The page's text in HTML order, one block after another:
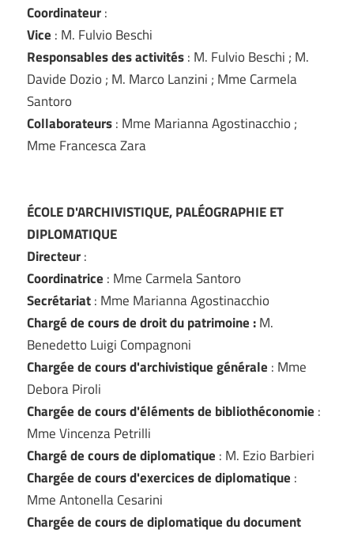
Coordinateur:
Vice : M. Fulvio Beschi
Responsables des activités: M. Fulvio Beschi ; M.
Davide Dozio ; M. Marco Lanzini ; Mme Carmela
Santoro
Collaborateurs: Mme Marianna Agostinacchio ;
Mme Francesca Zara
ÉCOLE D'ARCHIVISTIQUE, PALÉOGRAPHIE ET
DIPLOMATIQUE
Directeur:
Coordinatrice : Mme Carmela Santoro
Secrétariat: Mme Marianna Agostinacchio
Chargé de cours de droit du patrimoine :M.
Benedetto Luigi Compagnoni
Chargée de cours d'archivistique générale : Mme
Debora Piroli
Chargée de cours d'éléments de bibliothéconomie :
Mme Vincenza Petrilli
Chargé de cours de diplomatique : M. Ezio Barbieri
Chargée de cours d'exercices de diplomatique :
Mme Antonella Cesarini
Chargée de cours de diplomatique du document